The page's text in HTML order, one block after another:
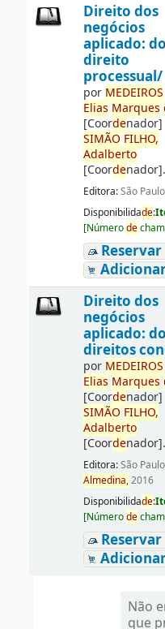
Direito dos
negócios
aplicado: do
direito
processual/
por MEDEIROS
Elias Marques
[Coordenador]
SIMÃO FILHO,
Adalberto
[Coordenador].
Editora:São
Disponibilidade:
[Númerode
Reservar
Direito dos
negócios
aplicado:
direitos
por MEDEIROS
Elias Marques
[Coordenador]
SIMÃO FILHO,
Adalberto
[Coordenador].
Editora:São
Almedina,2016
Disponibilidade:
[Númerode
Reservar
Não
que